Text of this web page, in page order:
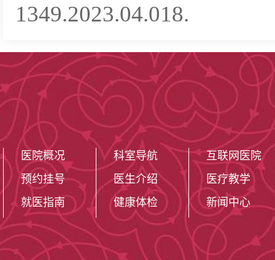
1349.2023.04.018.
医院概况
预约挂号
就医指南
科室导航
医生介绍
健康体检
互联网医院
医疗教学
新闻中心